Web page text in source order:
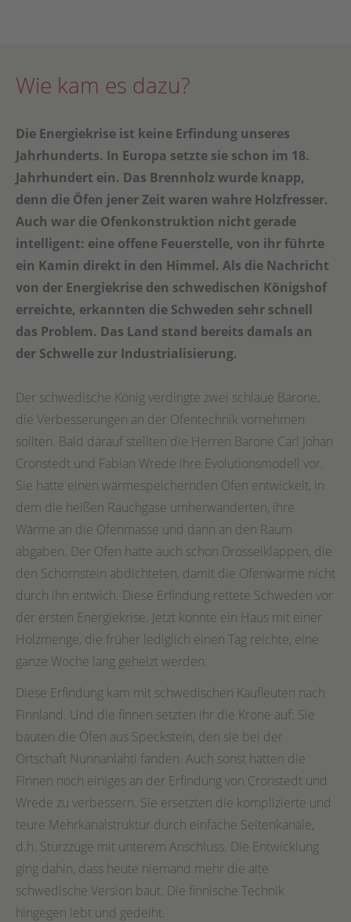
Wie kam es dazu?
Die Energiekrise ist keine Erfindung unseres
Jahrhunderts. In Europa setzte sie schon im 18.
Jahrhundert ein. Das Brennholz wurde knapp,
denn die Öfen jener Zeit waren wahre Holzfresser.
Auch war die Ofenkonstruktion nicht gerade
intelligent: eine offene Feuerstelle, von ihr führte
ein Kamin direkt in den Himmel. Als die Nachricht
von der Energiekrise den schwedischen Königshof
erreichte, erkannten die Schweden sehr schnell
das Problem. Das Land stand bereits damals an
der Schwelle zur Industrialisierung.
Der schwedische König verdingte zwei schlaue Barone,
die Verbesserungen an der Ofentechnik vornehmen
sollten. Bald darauf stellten die Herren Barone Carl Johan
Cronstedt und Fabian Wrede ihre Evolutionsmodell vor.
Sie hatte einen wärmespeichernden Ofen entwickelt, in
dem die heißen Rauchgase umherwanderten, ihre
Wärme an die Ofenmasse und dann an den Raum
abgaben. Der Ofen hatte auch schon Drosselklappen, die
den Schornstein abdichteten, damit die Ofenwärme nicht
durch ihn entwich. Diese Erfindung rettete Schweden vor
der ersten Energiekrise. Jetzt konnte ein Haus mit einer
Holzmenge, die früher lediglich einen Tag reichte, eine
ganze Woche lang geheizt werden.
Diese Erfindung kam mit schwedischen Kaufleuten nach
Finnland. Und die finnen setzten ihr die Krone auf: Sie
bauten die Öfen aus Speckstein, den sie bei der
Ortschaft Nunnanlahti fanden. Auch sonst hatten die
Finnen noch einiges an der Erfindung von Cronstedt und
Wrede zu verbessern. Sie ersetzten die komplizierte und
teure Mehrkanalstruktur durch einfache Seitenkanäle,
d.h. Sturzzüge mit unterem Anschluss. Die Entwicklung
ging dahin, dass heute niemand mehr die alte
schwedische Version baut. Die finnische Technik
hingegen lebt und gedeiht.